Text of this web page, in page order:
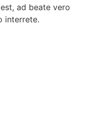
ad beate vero
interrete.